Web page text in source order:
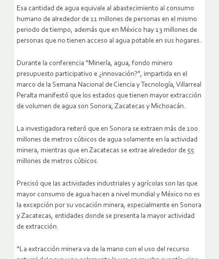
Esa cantidad de agua equivale al abastecimiento al consumo
humano de alrededor de 11 millones de personas en el mismo
periodo de tiempo, además que en México hay 13 millones de
personas que no tienen acceso al agua potable en sus hogares.
Durante la conferencia “Minería, agua, fondo minero
presupuesto participativo e ¿innovación?”, impartida en el
marco de la Semana Nacional de Ciencia y Tecnología, Villarreal
Peralta manifestó que los estados que tienen mayor extracción
de volumen de agua son Sonora, Zacatecas y Michoacán.
La investigadora reiteró que en Sonora se extraen más de 100
millones de metros cúbicos de agua solamente en la actividad
minera, mientras que en Zacatecas se extrae alrededor de 55
millones de metros cúbicos.
Precisó que las actividades industriales y agrícolas son las que
mayor consumo de agua hacen a nivel mundial y México no es
la excepción por su vocación minera, especialmente en Sonora
y Zacatecas, entidades donde se presenta la mayor actividad
de extracción.
“La extracción minera va de la mano con el uso del recurso